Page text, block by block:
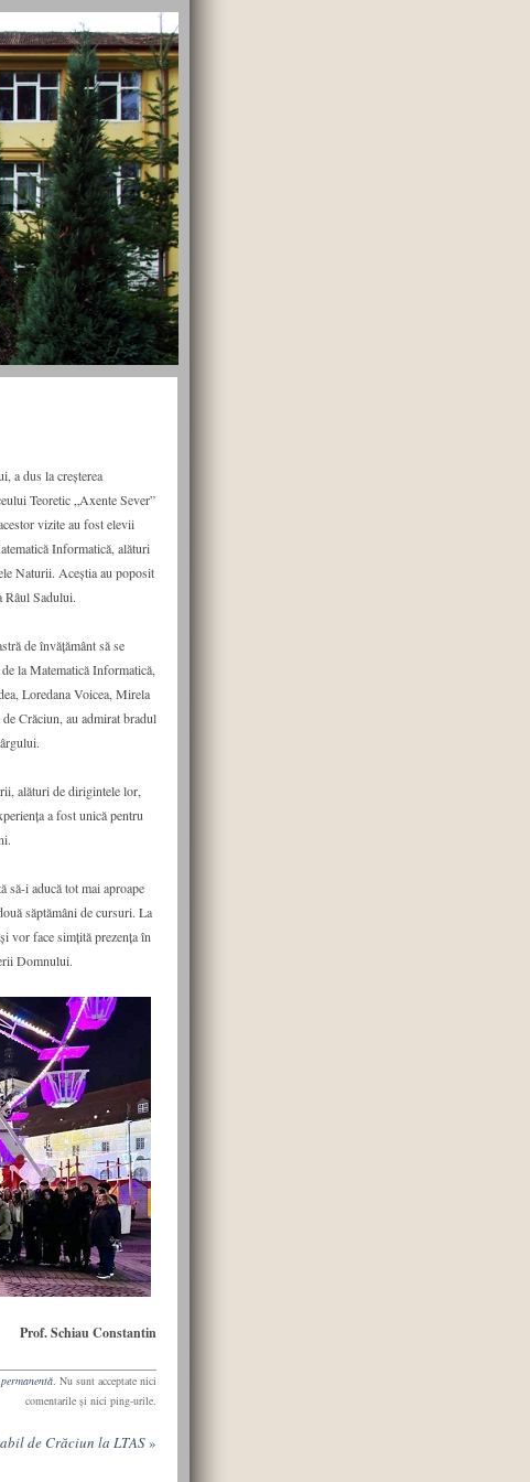
a dus la creșterea
Teoretic „Axente Sever”
vizite au fost elevii
Informatică, alături
Naturii. Aceștia au poposit
Râul Sadului.
de învățământ să se
la Matematică Informatică,
Loredana Voicea, Mirela
Crăciun, au admirat bradul
alături de dirigintele lor,
a fost unică pentru
să-i aducă tot mai aproape
săptămâni de cursuri. La
vor face simțită prezența în
Domnului.
Prof. Schiau Constantin
. Nu sunt acceptate nici
comentarile şi nici ping-urile.
de Crăciun la LTAS»